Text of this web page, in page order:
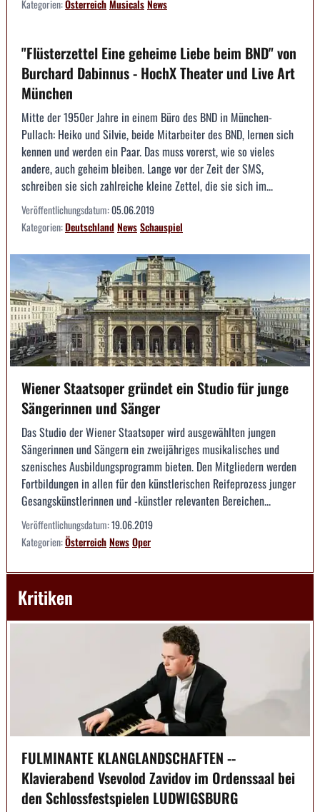
Kategorien:ÖsterreichMusicalsNews
"Flüsterzettel Eine geheime Liebe beim BND" von
Burchard Dabinnus - HochX Theater und Live Art
München
Mitte der 1950er Jahre in einem Büro des BND in München-
Pullach: Heiko und Silvie, beide Mitarbeiter des BND, lernen sich
kennen und werden ein Paar. Das muss vorerst, wie so vieles
andere, auch geheim bleiben. Lange vor der Zeit der SMS,
schreiben sie sich zahlreiche kleine Zettel, die sie sich im...
Veröffentlichungsdatum:05.06.2019
Kategorien:DeutschlandNewsSchauspiel
Wiener Staatsoper gründet ein Studio für junge
Sängerinnen und Sänger
Das Studio der Wiener Staatsoper wird ausgewählten jungen
Sängerinnen und Sängern ein zweijähriges musikalisches und
szenisches Ausbildungsprogramm bieten. Den Mitgliedern werden
Fortbildungen in allen für den künstlerischen Reifeprozess junger
Gesangskünstlerinnen und -künstler relevanten Bereichen...
Veröffentlichungsdatum:19.06.2019
Kategorien:ÖsterreichNewsOper
Kritiken
FULMINANTE KLANGLANDSCHAFTEN --
Klavierabend Vsevolod Zavidov im Ordenssaal bei
den Schlossfestspielen LUDWIGSBURG